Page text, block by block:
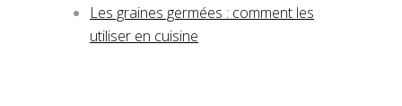
Les graines germées : comment les
utiliser en cuisine